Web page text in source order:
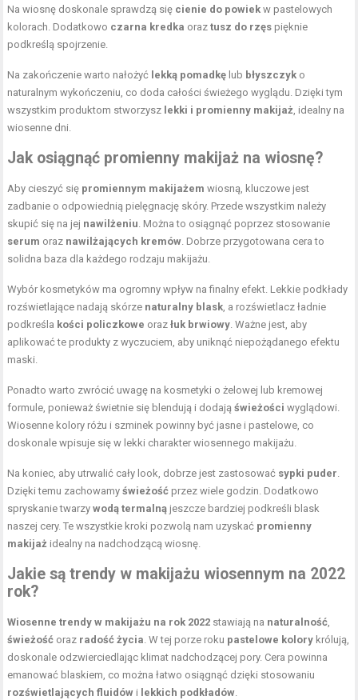
Na wiosnę doskonale sprawdzą się cienie do powiek w pastelowych
kolorach. Dodatkowo czarna kredka oraztusz do rzęs pięknie
podkreślą spojrzenie.
Na zakończenie warto nałożyć lekką pomadkę lub błyszczyk o
naturalnym wykończeniu, co doda całości świeżego wyglądu. Dzięki tym
wszystkim produktom stworzysz lekki i promienny makijaż, idealny na
wiosenne dni.
Jak osiągnąć promienny makijaż na wiosnę?
Aby cieszyć się promiennym makijażem wiosną, kluczowe jest
zadbanie o odpowiednią pielęgnację skóry. Przede wszystkim należy
skupić się na jej nawilżeniu. Można to osiągnąć poprzez stosowanie
serum oraz nawilżających kremów. Dobrze przygotowana cera to
solidna baza dla każdego rodzaju makijażu.
Wybór kosmetyków ma ogromny wpływ na finalny efekt. Lekkie podkłady
rozświetlające nadają skórze naturalny blask, a rozświetlacz ładnie
podkreśla kości policzkowe orazłuk brwiowy. Ważne jest, aby
aplikować te produkty z wyczuciem, aby uniknąć niepożądanego efektu
maski.
Ponadto warto zwrócić uwagę na kosmetyki o żelowej lub kremowej
formule, ponieważ świetnie się blendują i dodająświeżości wyglądowi.
Wiosenne kolory różu i szminek powinny być jasne i pastelowe, co
doskonale wpisuje się w lekki charakter wiosennego makijażu.
Na koniec, aby utrwalić cały look, dobrze jest zastosować sypki puder.
Dzięki temu zachowamyświeżość przez wiele godzin. Dodatkowo
spryskanie twarzywodą termalną jeszcze bardziej podkreśli blask
naszej cery. Te wszystkie kroki pozwolą nam uzyskać promienny
makijaż idealny na nadchodzącą wiosnę.
Jakie są trendy w makijażu wiosennym na 2022
rok?
Wiosenne trendy w makijażu na rok 2022 stawiają na naturalność,
świeżość oraz radość życia. W tej porze roku pastelowe kolory królują,
doskonale odzwierciedlając klimat nadchodzącej pory. Cera powinna
emanować blaskiem, co można łatwo osiągnąć dzięki stosowaniu
rozświetlających fluidów i lekkich podkładów.